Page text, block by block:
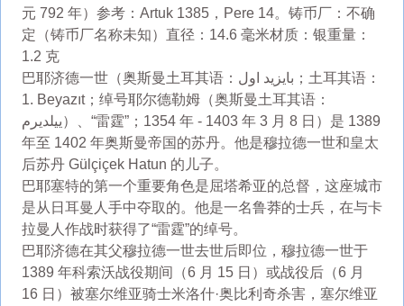
元 792 年）参考：Artuk 1385，Pere 14。铸币厂：不确
定（铸币厂名称未知）直径：14.6 毫米材质：银重量：
1.2 克
巴耶济德一世（奥斯曼土耳其语：بايزيد اول；土耳其语：
1. Beyazıt；绰号耶尔德勒姆（奥斯曼土耳其语：
ییلدیرم）、“雷霆”；1354 年 - 1403 年 3 月 8 日）是 1389
年至 1402 年奥斯曼帝国的苏丹。他是穆拉德一世和皇太
后苏丹 Gülçiçek Hatun 的儿子。
巴耶塞特的第一个重要角色是屈塔希亚的总督，这座城市
是从日耳曼人手中夺取的。他是一名鲁莽的士兵，在与卡
拉曼人作战时获得了“雷霆”的绰号。
巴耶济德在其父穆拉德一世去世后即位，穆拉德一世于
1389 年科索沃战役期间（6 月 15 日）或战役后（6 月
16 日）被塞尔维亚骑士米洛什·奥比利奇杀害，塞尔维亚